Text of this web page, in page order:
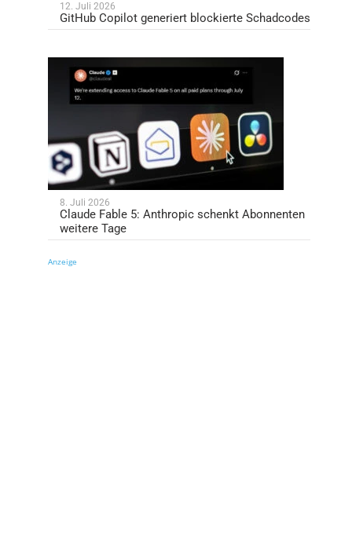
12. Juli 2026
GitHub Copilot generiert blockierte Schadcodes
8. Juli 2026
Claude Fable 5: Anthropic schenkt Abonnenten
weitere Tage
Anzeige